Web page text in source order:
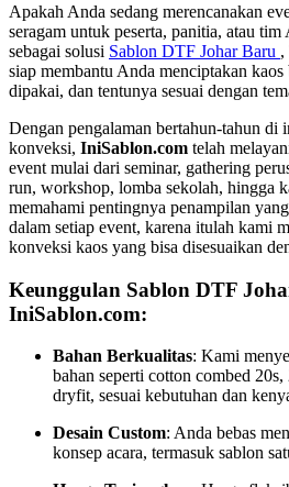
Apakah Anda sedang merencanakan
seragam untuk peserta, panitia, atau tim
sebagai solusi Sablon DTF Johar Baru ,
siap membantu Anda menciptakan
dipakai, dan tentunya sesuai dengan
Dengan pengalaman bertahun-tahun di
konveksi, IniSablon.com telah
event mulai dari seminar, gathering
run, workshop, lomba sekolah, hingga
memahami pentingnya penampilan
dalam setiap event, karena itulah kami
konveksi kaos yang bisa disesuaikan
Keunggulan Sablon DTF
IniSablon.com:
Bahan Berkualitas: Kami
bahan seperti cotton combed
dryfit, sesuai kebutuhan dan
Desain Custom: Anda bebas
konsep acara, termasuk sablon